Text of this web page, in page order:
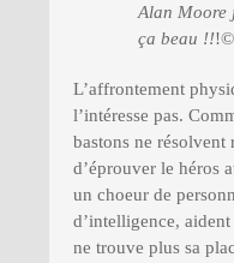
Alan Moore
ça beau !!
L’affrontement
l’intéresse pas.
bastons ne
d’éprouver le héros
un choeur de
d’intelligence,
ne trouve plus sa